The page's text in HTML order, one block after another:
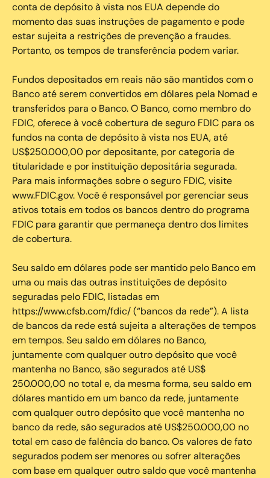
conta de depósito à vista nos EUA depende do
momento das suas instruções de pagamento e pode
estar sujeita a restrições de prevenção a fraudes.
Portanto, os tempos de transferência podem variar.
Fundos depositados em reais não são mantidos com o
Banco até serem convertidos em dólares pela Nomad e
transferidos para o Banco. O Banco, como membro do
FDIC, oferece à você cobertura de seguro FDIC para os
fundos na conta de depósito à vista nos EUA, até
US$250.000,00 por depositante, por categoria de
titularidade e por instituição depositária segurada.
Para mais informações sobre o seguro FDIC, visite
www.FDIC.gov. Você é responsável por gerenciar seus
ativos totais em todos os bancos dentro do programa
FDIC para garantir que permaneça dentro dos limites
de cobertura.
Seu saldo em dólares pode ser mantido pelo Banco em
uma ou mais das outras instituições de depósito
seguradas pelo FDIC, listadas em
https://www.cfsb.com/fdic/ (“bancos da rede”). A lista
de bancos da rede está sujeita a alterações de tempos
em tempos. Seu saldo em dólares no Banco,
juntamente com qualquer outro depósito que você
mantenha no Banco, são segurados até US$
250.000,00 no total e, da mesma forma, seu saldo em
dólares mantido em um banco da rede, juntamente
com qualquer outro depósito que você mantenha no
banco da rede, são segurados até US$250.000,00 no
total em caso de falência do banco. Os valores de fato
segurados podem ser menores ou sofrer alterações
com base em qualquer outro saldo que você mantenha